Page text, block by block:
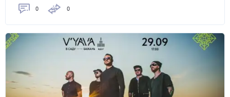
0 0